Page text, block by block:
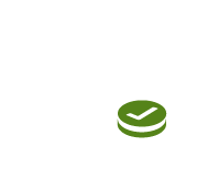
Regulamin